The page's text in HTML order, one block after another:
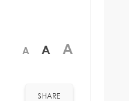
A A A
SHARE